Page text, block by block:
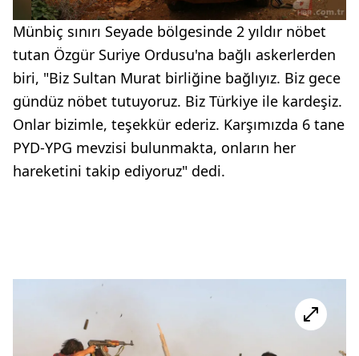
Münbiç sınırı Seyade bölgesinde 2 yıldır nöbet
tutan Özgür Suriye Ordusu'na bağlı askerlerden
biri, "Biz Sultan Murat birliğine bağlıyız. Biz gece
gündüz nöbet tutuyoruz. Biz Türkiye ile kardeşiz.
Onlar bizimle, teşekkür ederiz. Karşımızda 6 tane
PYD-YPG mevzisi bulunmakta, onların her
hareketini takip ediyoruz" dedi.